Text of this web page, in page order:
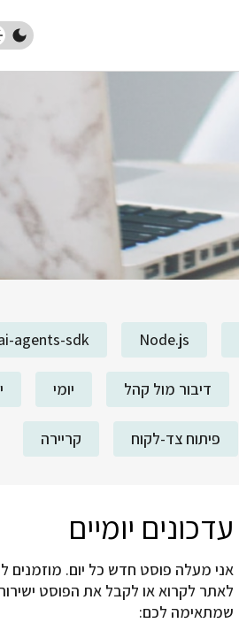
Node.js
agents-sdk
דיבור מול קהל יומי
פיתוח צד-לקוח קריירה
עדכונים יומיים
אני מעלה פוסט חדש כל יום. מוזמנים
לאתר לקרוא או לקבל את הפוסט
שמתאימה לכם: